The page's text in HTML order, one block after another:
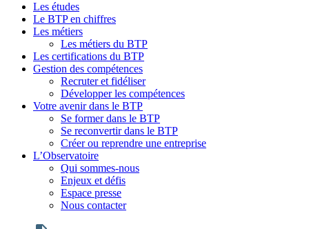
Les études
Le BTP en chiffres
Les métiers
Les métiers du BTP
Les certifications du BTP
Gestion des compétences
Recruter et fidéliser
Développer les compétences
Votre avenir dans le BTP
Se former dans le BTP
Se reconvertir dans le BTP
Créer ou reprendre une entreprise
L’Observatoire
Qui sommes-nous
Enjeux et défis
Espace presse
Nous contacter